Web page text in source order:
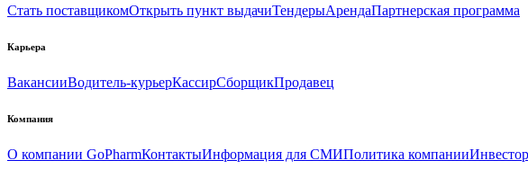
Стать поставщикомОткрыть пункт выдачиТендерыАрендаПартнерская программа
Карьера
ВакансииВодитель-курьерКассирСборщикПродавец
Компания
О компании GoPharmКонтактыИнформация для СМИПолитика компании